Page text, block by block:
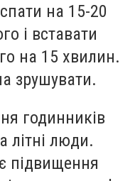
на 15-20
і вставати
на 15 хвилин.
зрушувати.
годинників
літні люди.
підвищення